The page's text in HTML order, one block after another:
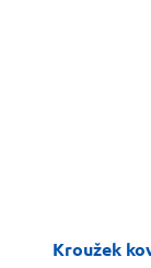
Kroužek